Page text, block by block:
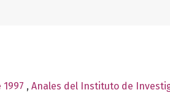
, Anales del Instituto de